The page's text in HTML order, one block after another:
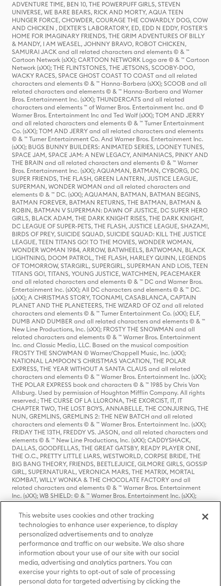
ADVENTURE TIME, BEN 10, THE POWERPUFF GIRLS, STEVEN
UNIVERSE, WE BARE BEARS, RICK AND MORTY, AQUA TEEN
HUNGER FORCE, CHOWDER, COURAGE THE COWARDLY DOG, COW
AND CHICKEN , DEXTER'S LABORATORY, ED, EDD N EDDY, FOSTER'S
HOME FOR IMAGINARY FRIENDS, THE GRIM ADVENTURES OF BILLY
& MANDY, I AM WEASEL, JOHNNY BRAVO, ROBOT CHICKEN,
SAMURAI JACK and all related characters and elements © & ™
Cartoon Network (sXX); CARTOON NETWORK Logo are © & ™ Cartoon
Network (sXX); THE FLINTSTONES, THE JETSONS, SCOOBY-DOO,
WACKY RACES, SPACE GHOST COAST TO COAST and all related
characters and elements © & ™ Hanna-Barbera (sXX); SCOOB and all
related characters and elements © & ™ Hanna-Barbera and Warner
Bros. Entertainment Inc. (sXX); THUNDERCATS and all related
characters and elements ™ of Warner Bros. Entertainment Inc. and ©
Warner Bros. Entertainment Inc and Ted Wolf (sXX); TOM AND JERRY
and all related characters and elements © & ™ Turner Entertainment
Co. (sXX); TOM AND JERRY and all related characters and elements
© & ™ Turner Entertainment Co. And Warner Bros. Entertainment Inc.
(sXX); BUGS BUNNY BUILDERS: ANIMATED SERIES, LOONEY TUNES,
SPACE JAM, SPACE JAM: A NEW LEGACY, ANIMANIACS, PINKY AND
THE BRAIN and all related characters and elements © & ™ Warner
Bros. Entertainment Inc. (sXX); AQUAMAN, BATMAN, CYBORG, DC
SUPER FRIENDS, THE FLASH, GREEN LANTERN, JUSTICE LEAGUE,
SUPERMAN, WONDER WOMAN and all related characters and
elements © & ™ DC. (sXX); AQUAMAN, BATMAN, BATMAN BEGINS,
BATMAN FOREVER, BATMAN RETURNS, THE BATMAN, BATMAN &
ROBIN, BATMAN V SUPERMAN: DAWN OF JUSTICE, DC SUPER HERO
GIRLS, BLACK ADAM, THE DARK KNIGHT RISES, THE DARK KNIGHT,
DC LEAGUE OF SUPER-PETS, THE FLASH, JUSTICE LEAGUE, SHAZAM!,
BIRDS OF PREY, SUICIDE SQUAD, SUICIDE SQUAD: KILL THE JUSTICE
LEAGUE, TEEN TITANS GO! TO THE MOVIES, WONDER WOMAN,
WONDER WOMAN 1984, ARROW, BATWHEELS, BATWOMAN, BLACK
LIGHTNING, DOOM PATROL, THE FLASH, HARLEY QUINN, LEGENDS
OF TOMORROW, STARGIRL, SUPERGIRL, SUPERMAN AND LOIS, TEEN
TITANS GO!, TITANS, YOUNG JUSTICE, WATCHMEN, PEACEMAKER
and all related characters and elements © & ™ DC and Warner Bros.
Entertainment Inc. (sXX); All DC characters and elements © & ™ DC.
(sXX); A CHRISTMAS STORY, TOONAMI, CASABLANCA, CAPTAIN
PLANET AND THE PLANETEERS, THE WIZARD OF OZ and all related
characters and elements © & ™ Turner Entertainment Co. (sXX); ELF,
DUMB AND DUMBER and all related characters and elements © & ™
New Line Productions, Inc. (sXX); FROSTY THE SNOWMAN and all
related characters and elements © & ™ Warner Bros. Entertainment
Inc. and Classic Media, LLC. Based on the musical composition
FROSTY THE SNOWMAN © Warner/Chappell Music, Inc. (sXX);
NATIONAL LAMPOON'S CHRISTMAS VACATION, THE POLAR
EXPRESS, THE YEAR WITHOUT A SANTA CLAUS and all related
characters and elements © & ™ Warner Bros. Entertainment Inc. (sXX);
THE POLAR EXPRESS book and characters © & ™ 1985 by Chris Van
Allsburg. Used by permission of Houghton Mifflin Company. All rights
reserved.; THE CURSE OF LA LLORONA, THE EXORCIST, IT, IT
CHAPTER TWO, THE LOST BOYS, ANNABELLE, THE CONJURING, THE
NUN, GREMLINS, GREMLINS 2: THE NEW BATCH and all related
characters and elements © & ™ Warner Bros. Entertainment Inc. (sXX);
FRIDAY THE 13TH, FREDDY VS. JASON, and all related characters and
elements © & ™ New Line Productions, Inc. (sXX); CADDYSHACK,
DALLAS, GOODFELLAS, THE GREAT GATSBY, READY PLAYER ONE,
THE O.C., PRETTY LITTLE LIARS, WESTWORLD, CORPSE BRIDE, THE
BIG BANG THEORY, FRIENDS, BEETLEJUICE, GILMORE GIRLS, GOSSIP
GIRL, SUPERNATURAL, VERONICA MARS, THE MATRIX, MORTAL
KOMBAT, WILLY WONKA & THE CHOCOLATE FACTORY and all
related characters and elements © & ™ Warner Bros. Entertainment
Inc. (sXX); WB SHIELD: © & ™ Warner Bros. Entertainment Inc. (sXX);
HOUSE OF THE DRAGON, GAME OF THRONES, and all related
characters and elements © & ™ Home Box Office, Inc. (sXX); CHILLING
ADVENTURES OF SABRINA, RIVERDALE © & ™ Warner Bros.
Entertainment Inc. Archie Comics and all related characters and
elements © & ™ Archie Comic Publications, Inc. Used with permission.
(sXX); SEINFELD and all related characters and elements © & ™ Castle
Rock Entertainment. (sXX); TED LASSO © & ™ Warner Bros.
Entertainment Inc. & Universal Television LLC (sXX); THE HOBBIT: AN
UNEXPECTED JOURNEY, THE HOBBIT: THE DESOLATION OF SMAUG,
THE HOBBIT: THE BATTLE OF THE FIVE ARMIES, THE LORD OF THE
RINGS: THE FELLOWSHIP OF THE RING, THE LORD OF THE RINGS: THE
This website uses cookies and other tracking
technologies to enhance user experience, to display
personalized advertisements and to analyze
performance and traffic on our website. We also share
information about your use of our site with our social
media, advertising and analytics partners. You can
exercise your rights to opt-out of sale of processing
personal data for targeted advertising by clicking the